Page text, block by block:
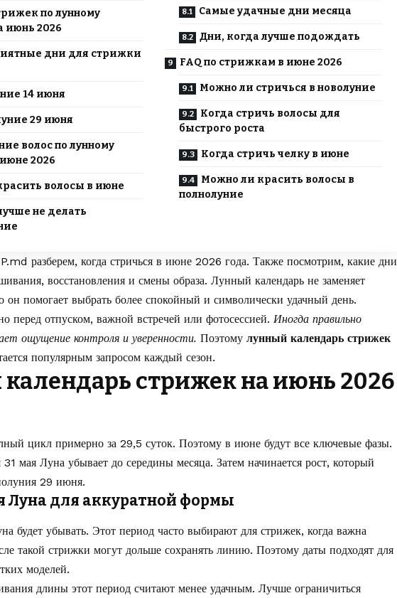
по лунному
июнь 2026
дни для стрижки
14 июня
29 июня
волос по лунному
2026
волосы в июне
не делать
Самые удачные дни месяца
Дни, когда лучше подождать
FAQ по стрижкам в июне 2026
Можно ли стричься в новолуние
Когда стричь волосы для
быстрого роста
Когда стричь челку в июне
Можно ли красить волосы в
полнолуние
разберем, когда стричься в июне 2026 года. Также посмотрим, какие дни
восстановления и смены образа. Лунный календарь не заменяет
он помогает выбрать более спокойный и символически удачный день.
перед отпуском, важной встречей или фотосессией. Иногда правильно
ощущение контроля и уверенности. Поэтому лунный календарь стрижек
популярным запросом каждый сезон.
стрижек на июнь 2026
цикл примерно за 29,5 суток. Поэтому в июне будут все ключевые фазы.
мая Луна убывает до середины месяца. Затем начинается рост, который
29 июня.
для аккуратной формы
будет убывать. Этот период часто выбирают для стрижек, когда важна
такой стрижки могут дольше сохранять линию. Поэтому даты подходят для
моделей.
длины этот период считают менее удачным. Лучше ограничиться